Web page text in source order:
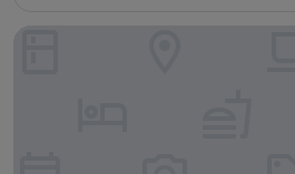
Bewertungen)